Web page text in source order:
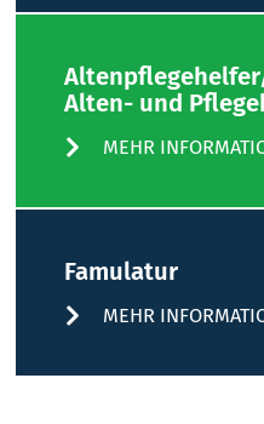
Alten- und
MEHR
Famulatur
MEHR